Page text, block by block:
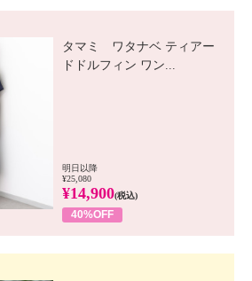
タマミ ワタナベ ティアー
ドドルフィン ワン...
明日以降
¥25,080
¥14,900(税込)
40%OFF